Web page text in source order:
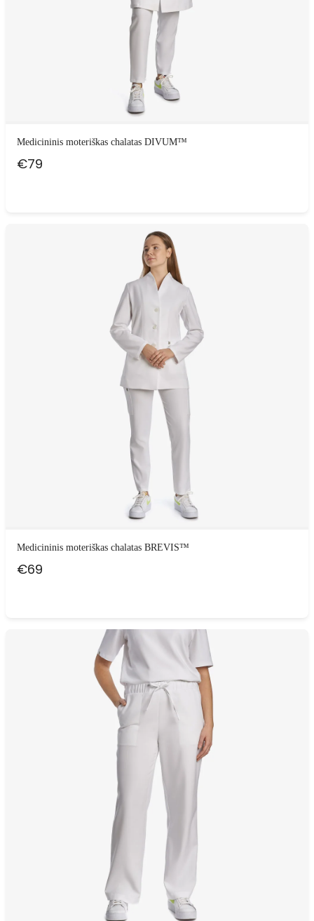
Medicininis moteriškas chalatas DIVUM™
€79
Medicininis moteriškas chalatas BREVIS™
€69